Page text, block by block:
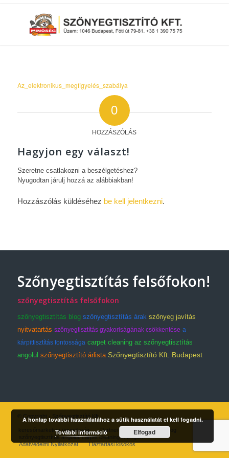
Az_elektronikus_megfigyelés_szabálya
0
HOZZÁSZÓLÁS
Hagyjon egy választ!
Szeretne csatlakozni a beszélgetéshez?
Nyugodtan járulj hozzá az alábbiakban!
Hozzászólás küldéséhez be kell jelentkezni.
Szőnyegtisztítás felsőfokon!
szőnyegtisztítás felsőfokon
szőnyegtisztítás blog szőnyegtisztítás árak szőnyeg javítás
nyitvatartás szőnyegtisztítás gyakoriságának csökkentése a
kárpittisztítás fontossága carpet cleaning az szőnyegtisztítás
angolul szőnyegtisztító árlista Szőnyegtisztító Kft. Budapest
© Copyright - Szőnyegtisztító Kft.
keresőmarketing ügynökség Partnereink Árlista
Blog
szőnyegtisztítás angolul: carpet cleaning in English
Adatvédelmi Nyilatkozat
Háztartási kisokos
A honlap további használatához a sütik használatát el kell fogadni.
További információ
Elfogad